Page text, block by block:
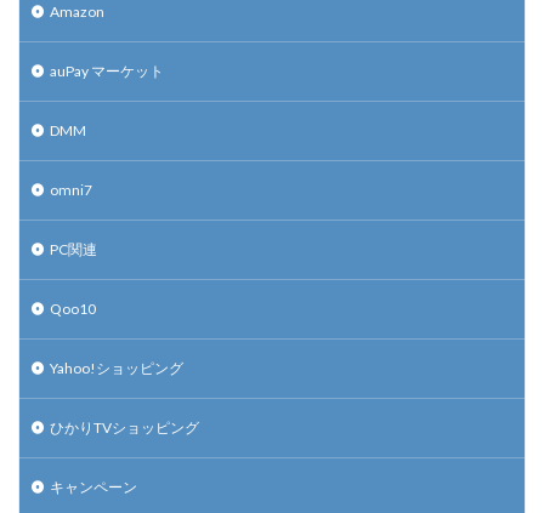
Amazon
auPay マーケット
DMM
omni7
PC関連
Qoo10
Yahoo!ショッピング
ひかりTVショッピング
キャンペーン